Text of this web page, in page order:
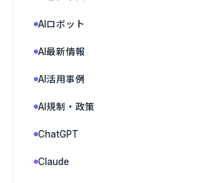
AIロボット
AI最新情報
AI活用事例
AI規制・政策
ChatGPT
Claude